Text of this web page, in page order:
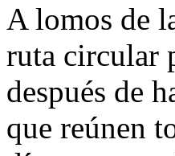
A lomos de
ruta circular
después de
que reúnen